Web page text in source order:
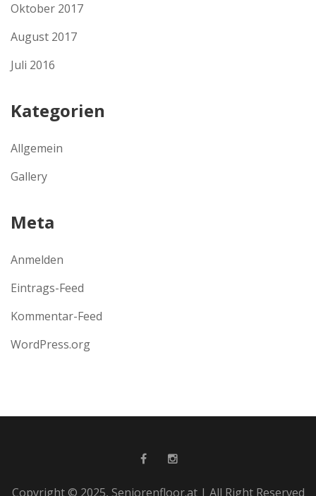
Oktober 2017
August 2017
Juli 2016
Kategorien
Allgemein
Gallery
Meta
Anmelden
Eintrags-Feed
Kommentar-Feed
WordPress.org
Copyright © 2025, Seniorenfloor.at | All Right Reserved